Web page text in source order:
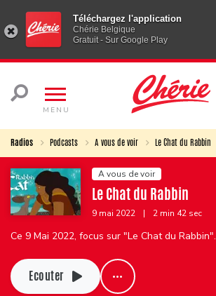
Téléchargez l'application
Chérie Belgique
Gratuit - Sur Google Play
MENU
Radios Podcasts A vous de voir Le Chat du Rabbin
A vous de voir
Le Chat du Rabbin
9 mai 2022 | 2 min 42 sec
Ce 9 Mai 2022, focus sur "Le Chat du Rabbin".
Ecouter